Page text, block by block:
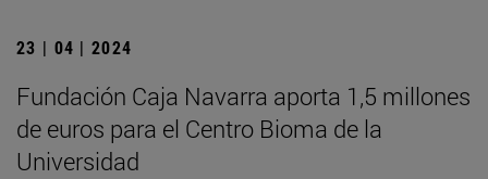
23 | 04 | 2024
Fundación Caja Navarra aporta 1,5 millones
de euros para el Centro Bioma de la
Universidad